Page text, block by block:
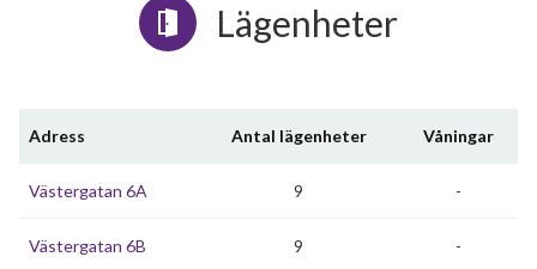
Lägenheter
Adress Antal lägenheter Våningar
Västergatan 6A 9 -
Västergatan 6B 9 -